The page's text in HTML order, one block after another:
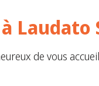
Laudato
de vous